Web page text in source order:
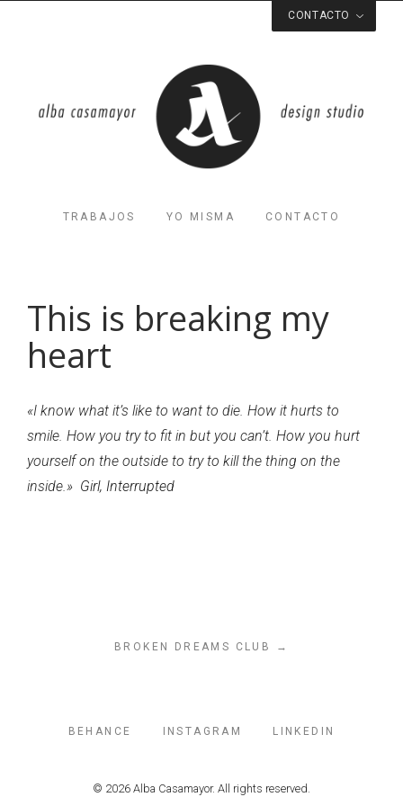
soy@albacasamayor.com
CONTACTO
TRABAJOS YO MISMA CONTACTO
This is breaking my
heart
«I know what it’s like to want to die. How it hurts to
smile. How you try to fit in but you can’t. How you hurt
yourself on the outside to try to kill the thing on the
inside.» Girl, Interrupted
BROKEN DREAMS CLUB →
BEHANCE INSTAGRAM LINKEDIN
© 2026 Alba Casamayor. All rights reserved.